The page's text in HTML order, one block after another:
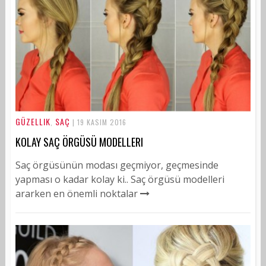
GÜZELLIK SAÇ | 19 KASIM 2016
KOLAY SAÇ ÖRGÜSÜ MODELLERI
Saç örgüsünün modası geçmiyor, geçmesinde
yapması o kadar kolay ki.. Saç örgüsü modelleri
ararken en önemli noktalar